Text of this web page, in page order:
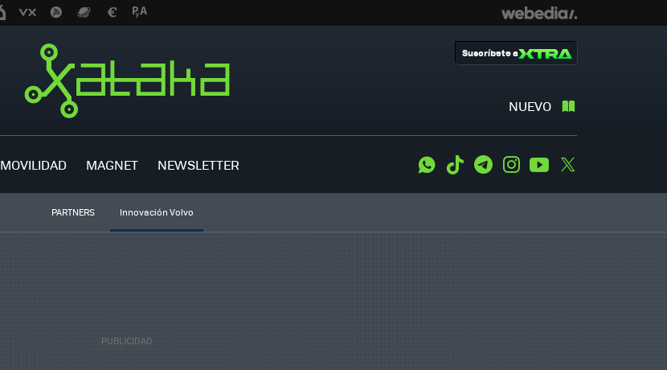
NUEVO
Suscríbete a
MOVILIDAD MAGNET NEWSLETTER WhatsApp
Tiktok TelegramInstagramYoutube
PARTNERS Innovación Volvo